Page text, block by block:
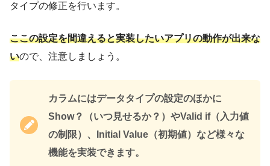
タイプの修正を行います。
ここの設定を間違えると実装したいアプリの動作が出来な
いので、注意しましょう。
カラムにはデータタイプの設定のほかに
Show？（いつ見せるか？）やValid if（入力値
の制限）、Initial Value（初期値）など様々な
機能を実装できます。